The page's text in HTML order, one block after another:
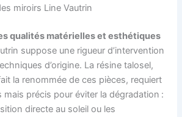
miroirs Line Vautrin
qualités matérielles et esthétiques
suppose une rigueur d’intervention
d’origine. La résine talosel,
la renommée de ces pièces, requiert
précis pour éviter la dégradation :
directe au soleil ou les